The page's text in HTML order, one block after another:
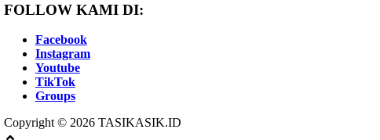
FOLLOW KAMI DI:
Facebook
Instagram
Youtube
TikTok
Groups
Copyright © 2026 TASIKASIK.ID